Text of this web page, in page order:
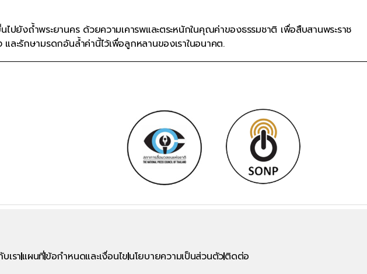
ปยังถ้ำพระยานคร ด้วยความเคารพและตระหนักในคุณค่าของธรรมชาติ เพื่อสืบสานพระราช
ะรักษามรดกอันล้ำค่านี้ไว้เพื่อลูกหลานของเราในอนาคต.
เราแผนที่ข้อกำหนดและเงื่อนไขนโยบายความเป็นส่วนตัวติดต่อ